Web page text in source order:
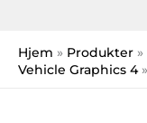
Hjem Produkter
Vehicle Graphics 4